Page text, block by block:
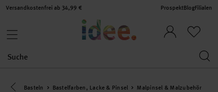
Versandkostenfrei ab 34,99 € ProspektBlogFilialen
Eine Kategorie zurück navigieren
Basteln Bastelfarben, Lacke & Pinsel Malpinsel & Malzubehör